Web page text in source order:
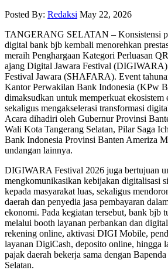
Posted By: Redaksi May 22, 2026
TANGERANG SELATAN – Konsistensi
digital bank bjb kembali menorehkan
meraih Penghargaan Kategori Perluasan
ajang Digital Jawara Festival (DIGIWARA)
Festival Jawara (SHAFARA). Event
Kantor Perwakilan Bank Indonesia (KPw
dimaksudkan untuk memperkuat ekosistem
sekaligus mengakselerasi transformasi
Acara dihadiri oleh Gubernur Provinsi
Wali Kota Tangerang Selatan, Pilar Saga
Bank Indonesia Provinsi Banten Ameriza
undangan lainnya.
DIGIWARA Festival 2026 juga bertujuan
mengkomunikasikan kebijakan digitalisasi
kepada masyarakat luas, sekaligus
daerah dan penyedia jasa pembayaran
ekonomi. Pada kegiatan tersebut, bank bjb
melalui booth layanan perbankan dan
rekening online, aktivasi DIGI Mobile,
layanan DigiCash, deposito online, hingga
pajak daerah bekerja sama dengan
Selatan.